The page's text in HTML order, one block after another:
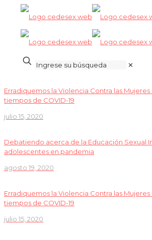
✕
Erradiquemos la Violencia Contra las Mujeres
tiempos de COVID-19
julio 15, 2020
Debatiendo acerca de la Educación Sexual
adolescentes en pandemia
agosto 19, 2020
Erradiquemos la Violencia Contra las Mujeres
tiempos de COVID-19
julio 15, 2020